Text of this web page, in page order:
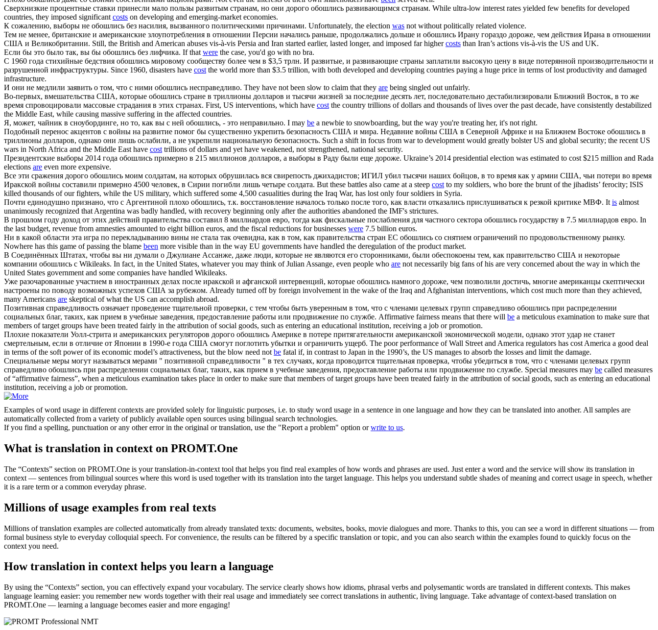
Сверхнизкие процентные ставки принесли мало пользы развитым странам, но они дорого обошлись развивающимся странам. While ultra-low interest rates yielded few benefits for developed
countries, they imposed significant costs on developing and emerging-market economies.
К сожалению, выборы не обошлись без насилия, вызванного политическими причинами. Unfortunately, the election was not without politically related violence.
Тем не менее, британские и американские злоупотребления в отношении Персии начались раньше, продолжались дольше и обошлись Ирану гораздо дороже, чем действия Ирана в отношении
США и Великобритании. Still, the British and American abuses vis-à-vis Persia and Iran started earlier, lasted longer, and imposed far highercosts than Iran’s actions vis-à-vis the US and UK.
Если бы это было так, вы бы обошлись без лифчика. If that were the case, you'd go with no bra.
С 1960 года стихийные бедствия обошлись мировому сообществу более чем в $3,5 трлн. И развитые, и развивающие страны заплатили высокую цену в виде потерянной производительности и
разрушенной инфраструктуры. Since 1960, disasters have cost the world more than $3.5 trillion, with both developed and developing countries paying a huge price in terms of lost productivity and damaged
infrastructure.
И они не медлили заявить о том, что с ними обошлись несправедливо. They have not been slow to claim that they are being singled out unfairly.
Во-первых, вмешательства США, которые обошлись стране в триллионы долларов и тысячи жизней за последние десять лет, последовательно дестабилизировали Ближний Восток, в то же
время спровоцировали массовые страдания в этих странах. First, US interventions, which have cost the country trillions of dollars and thousands of lives over the past decade, have consistently destabilized
the Middle East, while causing massive suffering in the affected countries.
Я, может, чайник в сноубординге, но то, как вы с ней обошлись, - это неправильно. I may be a newbie to snowboarding, but the way you're treating her, it's not right.
Подобный перенос акцентов с войны на развитие помог бы существенно укрепить безопасность США и мира. Недавние войны США в Северной Африке и на Ближнем Востоке обошлись в
триллионы долларов, однако они лишь ослабили, а не укрепили национальную безопасность. Such a shift in focus from war to development would greatly bolster US and global security; the recent US
wars in North Africa and the Middle East have cost trillions of dollars and yet have weakened, not strengthened, national security.
Президентские выборы 2014 года обошлись примерно в 215 миллионов долларов, а выборы в Раду были еще дороже. Ukraine’s 2014 presidential election was estimated to cost $215 million and Rada
elections are even more expensive.
Все эти сражения дорого обошлись моим солдатам, на которых обрушилась вся свирепость джихадистов; ИГИЛ убил тысячи наших бойцов, в то время как у армии США, чьи потери во время
Иракской войны составили примерно 4500 человек, в Сирии погибли лишь четыре солдата. But these battles also came at a steep cost to my soldiers, who bore the brunt of the jihadists’ ferocity; ISIS
killed thousands of our fighters, while the US military, which suffered some 4,500 casualities during the Iraq War, has lost only four soldiers in Syria.
Почти единодушно признано, что с Аргентиной плохо обошлись, т.к. восстановление началось только после того, как власти отказались прислушиваться к резкой критике МВФ. It is almost
unanimously recognized that Argentina was badly handled, with recovery beginning only after the authorities abandoned the IMF's strictures.
В прошлом году доход от этих действий правительства составил 8 миллиардов евро, тогда как фискальные послабления для частного сектора обошлись государству в 7.5 миллиардов евро. In
the last budget, revenue from amnesties amounted to eight billion euros, and the fiscal reductions for businesses were 7.5 billion euros.
Ни в какой области эта игра по перекладыванию вины не стала так очевидна, как в том, как правительства стран ЕС обошлись со снятием ограничений по продовольственному рынку.
Nowhere has this game of passing the blame been more visible than in the way EU governments have handled the deregulation of the product market.
В Соединённых Штатах, чтобы вы ни думали о Джулиане Ассанже, даже люди, которые не являются его сторонниками, были обеспокоены тем, как правительство США и некоторые
компании обошлись с Wikileaks. In fact, in the United States, whatever you may think of Julian Assange, even people who are not necessarily big fans of his are very concerned about the way in which the
United States government and some companies have handled Wikileaks.
Уже разочарованные участием в иностранных делах после иракской и афганской интервенций, которые обошлись намного дороже, чем позволили достичь, многие американцы скептически
настроены по поводу возможных успехов США за рубежом. Already turned off by foreign involvement in the wake of the Iraq and Afghanistan interventions, which cost much more than they achieved,
many Americans are skeptical of what the US can accomplish abroad.
Позитивная справедливость означает проведение тщательной проверки, с тем чтобы быть уверенным в том, что с членами целевых групп справедливо обошлись при распределении
социальных благ, таких, как прием в учебные заведения, предоставление работы или продвижение по службе. Affirmative fairness means that there will be a meticulous examination to make sure that
members of target groups have been treated fairly in the attribution of social goods, such as entering an educational institution, receiving a job or promotion.
Плохие показатели Уолл-стрита и американских регуляторов дорого обошлись Америке в потере притягательности американской экономической модели, однако этот удар не станет
смертельным, если в отличие от Японии в 1990-е года США смогут поглотить убытки и ограничить ущерб. The poor performance of Wall Street and America regulators has cost America a good deal
in terms of the soft power of its economic model’s attractiveness, but the blow need not be fatal if, in contrast to Japan in the 1990’s, the US manages to absorb the losses and limit the damage.
Специальные меры могут называться мерами " позитивной справедливости " в тех случаях, когда проводится тщательная проверка, чтобы убедиться в том, что с членами целевых групп
справедливо обошлись при распределении социальных благ, таких, как прием в учебные заведения, предоставление работы или продвижение по службе. Special measures may be called measures
of “affirmative fairness”, when a meticulous examination takes place in order to make sure that members of target groups have been treated fairly in the attribution of social goods, such as entering an educational
institution, receiving a job or promotion.
Examples of word usage in different contexts are provided solely for linguistic purposes, i.e. to study word usage in a sentence in one language and how they can be translated into another. All samples are
automatically collected from a variety of publicly available open sources using bilingual search technologies.
If you find a spelling, punctuation or any other error in the original or translation, use the "Report a problem" option orwrite to us.
What is translation in context on PROMT.One
The “Contexts” section on PROMT.One is your translation-in-context tool that helps you find real examples of how words and phrases are used. Just enter a word and the service will show its translation in
context — sentences from bilingual sources where this word is used together with its translation into the target language. This helps you understand subtle shades of meaning and correct usage in speech, whether
it is a rare term or a common everyday phrase.
Millions of usage examples from real texts
Millions of translation examples are collected automatically from already translated texts: documents, websites, books, movie dialogues and more. Thanks to this, you can see a word in different situations — from
formal business style to everyday colloquial speech. For convenience, the results can be filtered by a specific translation or topic, and you can also search within the examples found to quickly focus on the
context you need.
How translation in context helps you learn a language
By using the “Contexts” section, you can effectively expand your vocabulary. The service clearly shows how idioms, phrasal verbs and polysemantic words are translated in different contexts. This makes
language learning easier: you remember new words together with their real usage and immediately see correct translations in authentic, living language. Take advantage of context-based translation on
PROMT.One — learning a language becomes easier and more engaging!